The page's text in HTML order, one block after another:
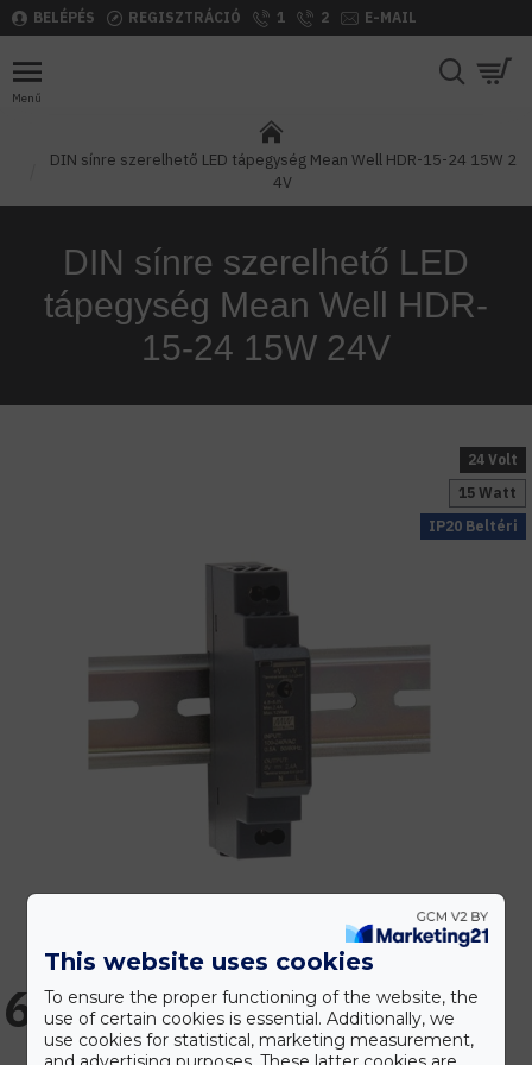
BELÉPÉS REGISZTRÁCIÓ 1 2 E-MAIL
DIN sínre szerelhető LED tápegység Mean Well HDR-15-24 15W 2
4V
DIN sínre szerelhető LED
tápegység Mean Well HDR-
15-24 15W 24V
IP20 Beltéri
24 Volt
15 Watt
6.146 Ft
This website uses cookies
To ensure the proper functioning of the website, the
use of certain cookies is essential. Additionally, we
use cookies for statistical, marketing measurement,